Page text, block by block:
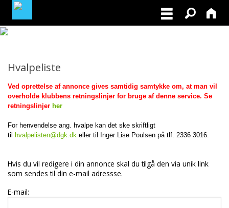
BLIV MEDLEM
NORDISK MESTERSKAB I VILDTSPOR 2026
OPRET GRATIS ANNONCE PÅ
OPDRÆTTERVEJVISEREN
VIL DU BETÆNKE DGK MED EN ARV
TILSKUD TIL ØJENLYSNING OG
RYGFOTOGRAFERING 2026
Hvalpeliste
Ved oprettelse af annonce gives samtidig samtykke om, at man vil
overholde klubbens retningslinjer for bruge af denne service. Se
retningslinjer her
For henvendelse ang. hvalpe kan det ske skriftligt
til
hvalpelisten@dgk.dk eller til Inger Lise Poulsen på tlf. 2336 3016.
Hvis du vil redigere i din annonce skal du tilgå den via unik link
som sendes til din e-mail adressse.
E-mail: